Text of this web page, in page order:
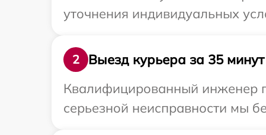
уточнения индивидуальных
2
Выезд курьера за 35 минут
Квалифицированный инженер
серьезной неисправности мы